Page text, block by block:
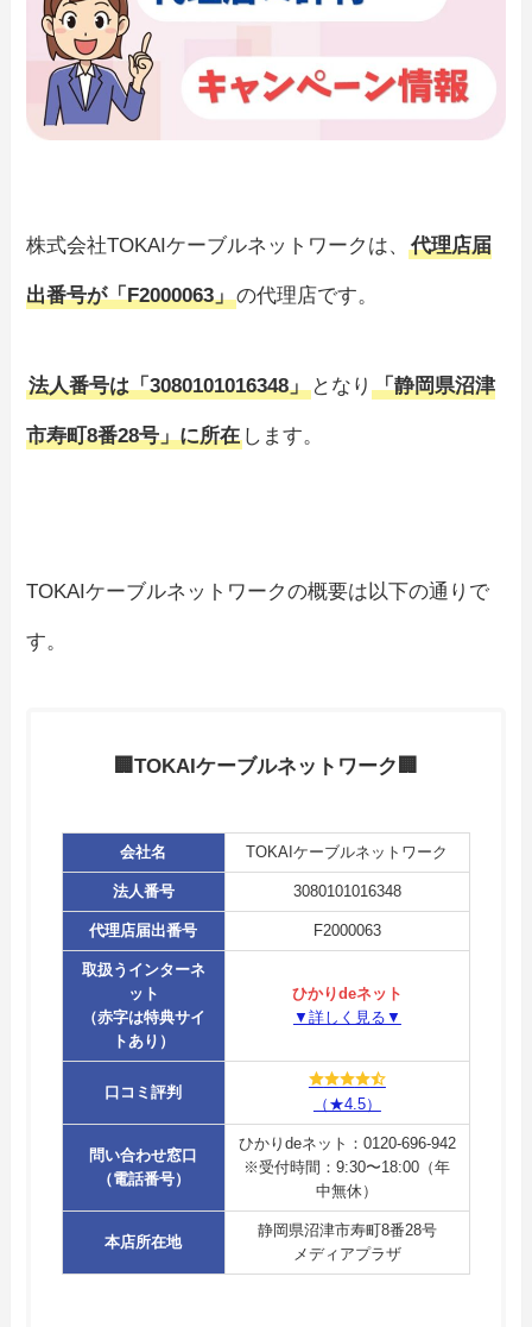
株式会社TOKAIケーブルネットワークは、代理店届
出番号が「F2000063」の代理店です。
法人番号は「3080101016348」 となり「静岡県沼津
市寿町8番28号」に所在 します。
TOKAIケーブルネットワークの概要は以下の通りで
す。
🏢TOKAIケーブルネットワーク🏢
会社名 TOKAIケーブルネットワーク
法人番号 3080101016348
代理店届出番号 F2000063
取扱うインターネ
ット
（赤字は特典サイ
トあり）
ひかりdeネット
▼詳しく見る▼
口コミ評判
（★4.5）
問い合わせ窓口
（電話番号）
ひかりdeネット：0120-696-942
※受付時間：9:30〜18:00（年
中無休）
本店所在地
静岡県沼津市寿町8番28号
メディアプラザ